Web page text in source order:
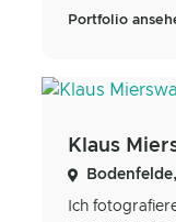
Portfolio
Klaus
Ich